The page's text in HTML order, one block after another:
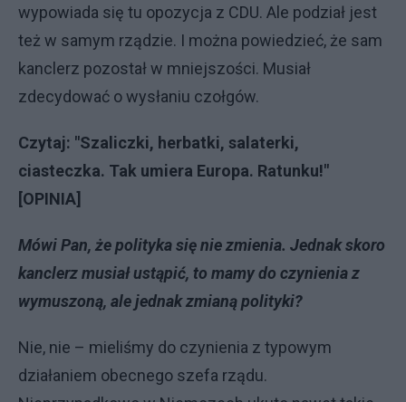
wypowiada się tu opozycja z CDU. Ale podział jest
też w samym rządzie. I można powiedzieć, że sam
kanclerz pozostał w mniejszości. Musiał
zdecydować o wysłaniu czołgów.
Czytaj: "Szaliczki, herbatki, salaterki,
ciasteczka. Tak umiera Europa. Ratunku!"
[OPINIA]
Mówi Pan, że polityka się nie zmienia. Jednak skoro
kanclerz musiał ustąpić, to mamy do czynienia z
wymuszoną, ale jednak zmianą polityki?
Nie, nie – mieliśmy do czynienia z typowym
działaniem obecnego szefa rządu.